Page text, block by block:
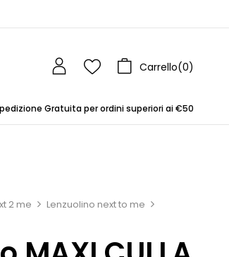
Carrello(0)
Gratuita per ordini superiori ai €50
2 me
Lenzuolino next to me